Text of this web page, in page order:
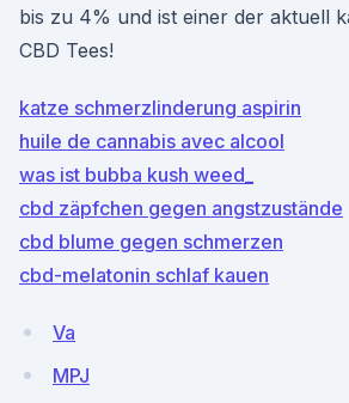
bis zu 4% und ist einer der aktuell
CBD Tees!
katze schmerzlinderung aspirin
huile de cannabis avec alcool
was ist bubba kush weed_
cbd zäpfchen gegen angstzustände
cbd blume gegen schmerzen
cbd-melatonin schlaf kauen
Va
MPJ